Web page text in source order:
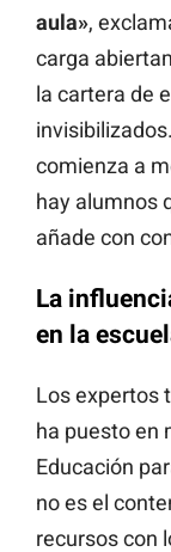
aula»,
carga
la cartera de
comienza a
hay alumnos
añade con
La
en la
Los expertos
ha puesto en
Educación
no es el
recursos con